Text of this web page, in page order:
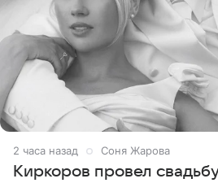
2 часа назад Соня Жарова
Киркоров провел